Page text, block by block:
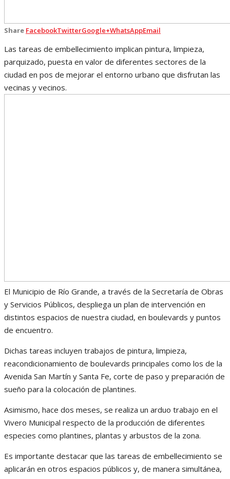
Share FacebookTwitterGoogle+WhatsAppEmail
Las tareas de embellecimiento implican pintura, limpieza,
parquizado, puesta en valor de diferentes sectores de la
ciudad en pos de mejorar el entorno urbano que disfrutan las
vecinas y vecinos.
El Municipio de Río Grande, a través de la Secretaría de Obras
y Servicios Públicos, despliega un plan de intervención en
distintos espacios de nuestra ciudad, en boulevards y puntos
de encuentro.
Dichas tareas incluyen trabajos de pintura, limpieza,
reacondicionamiento de boulevards principales como los de la
Avenida San Martín y Santa Fe, corte de paso y preparación de
sueño para la colocación de plantines.
Asimismo, hace dos meses, se realiza un arduo trabajo en el
Vivero Municipal respecto de la producción de diferentes
especies como plantines, plantas y arbustos de la zona.
Es importante destacar que las tareas de embellecimiento se
aplicarán en otros espacios públicos y, de manera simultánea,